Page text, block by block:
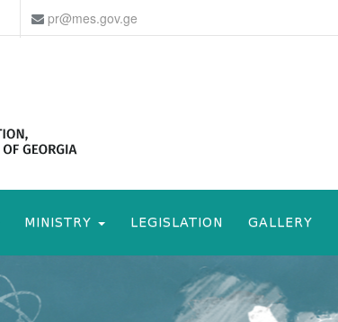
pr@mes.gov.ge
MINISTRY LEGISLATION GALLERY